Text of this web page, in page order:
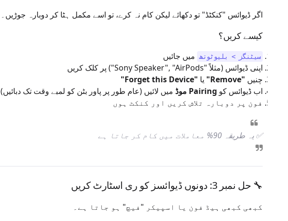
اگر ڈیوائس "کنکٹڈ" تو دکھائے لیکن کام نہ کرے، تو اسے مکمل ہٹا کر دوبارہ جوڑیں۔
کیسے کریں؟
سیٹنگز > بلیوٹوتھ میں جائیں
اپنی ڈیوائس (مثلاً "Sony Speaker", "AirPods") پر کلک کریں
"Forget this Device"
"Remove" چنیں
اب ڈیوائس کو Pairing موڈ
میں لائیں (عام طور پر پاور بٹن کو لمبے وقت تک دبائیں)
فون پر دوبارہ تلاش کریں اور کنکٹ ہوں
✅ یہ طریقہ 90% معاملات میں کام کر جاتا ہے
🔧 حل نمبر 3: دونوں ڈیوائسز کو ری اسٹارٹ کریں
کبھی کبھی ہیڈ فون یا اسپیکر "فیچ" ہو جاتا ہے۔